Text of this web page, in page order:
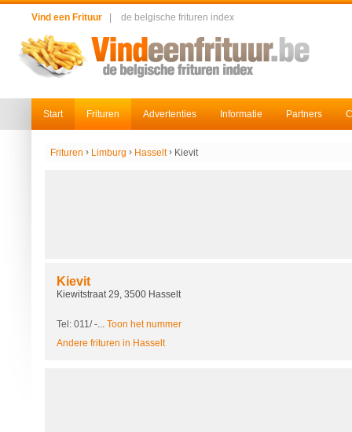
Vind een Frituur de belgische frituren index
Start Frituren Advertenties Informatie Partners
Frituren › Limburg › Hasselt › Kievit
Kievit
Kiewitstraat 29, 3500 Hasselt
Tel: 011/-... Toon het nummer
Andere frituren in Hasselt